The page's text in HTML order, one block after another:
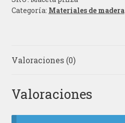
Categoría: Materiales de madera
Valoraciones (0)
Valoraciones